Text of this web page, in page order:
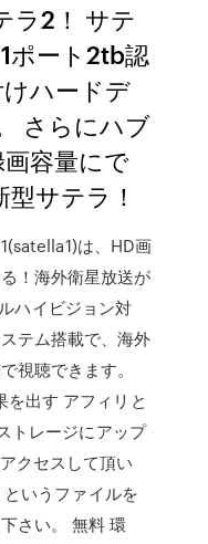
ラ2！ サテ
ポート2tb認
ハードデ
さらにハブ
容量にで
サテラ！
は、HD画
！海外衛星放送が
ハイビジョン対
テム搭載で、海外
視聴できます。
出す アフィリと
トレージにアップ
クセスして頂い
いうファイルを
さい。 無料 環